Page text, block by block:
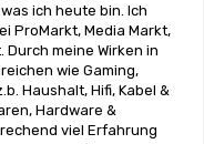
ich heute bin. Ich
ProMarkt, Media Markt,
meine Wirken in
wie Gaming,
Haushalt, Hifi, Kabel &
Hardware &
viel Erfahrung